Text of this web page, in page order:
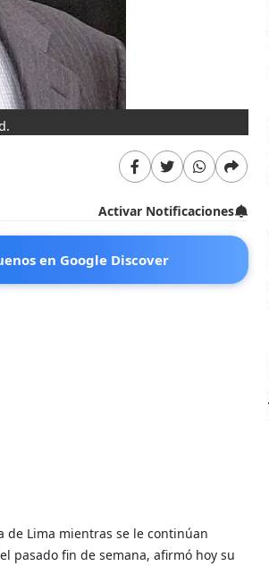
Activar Notificaciones
en Google Discover
de Lima mientras se le continúan
pasado fin de semana, afirmó hoy su